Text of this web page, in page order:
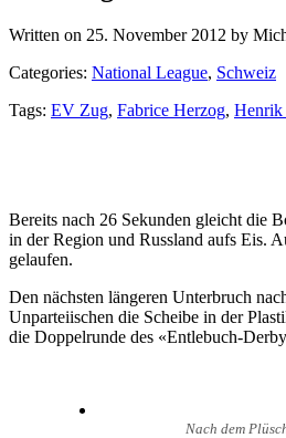
Written on 25. November 2012 by
Categories: National League, Schweiz
Tags: EV Zug, Fabrice Herzog, Henrik
Bereits nach 26 Sekunden gleicht die
in der Region und Russland aufs Eis.
gelaufen.
Den nächsten längeren Unterbruch
Unparteiischen die Scheibe in der
die Doppelrunde des «Entlebuch-
Nach dem